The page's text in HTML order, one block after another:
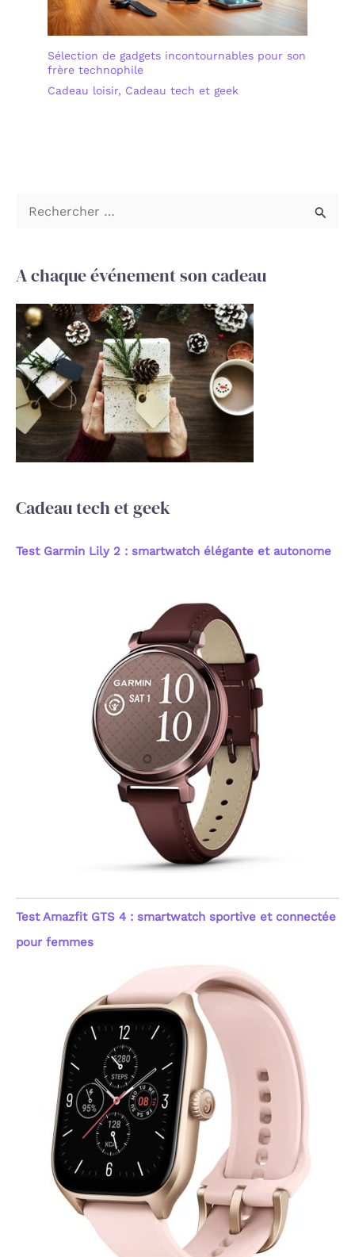
Sélection de gadgets incontournables pour son
frère technophile
Cadeau loisir, Cadeau tech et geek
c
e
r
c
A chaque événement son cadeau
Cadeau tech et geek
Test Garmin Lily 2 : smartwatch élégante et autonome
Test Amazfit GTS 4 : smartwatch sportive et connectée
pour femmes